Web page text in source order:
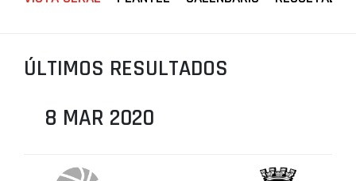
LIGA BETCLIC MASCULINA
LIGA BETCLIC FEMININA
ÚLTIMOS RESULTADOS
8 MAR 2020